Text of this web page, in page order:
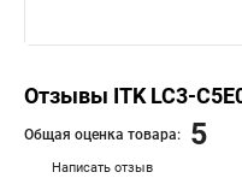
Отзывы ITK LC3-
Написать отзыв
Общая оценка товара: 5